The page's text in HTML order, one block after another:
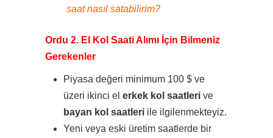
saat nasıl satabilirim?
Ordu 2. El Kol Saati Alımı İçin Bilmeniz
Gerekenler
Piyasa değeri minimum 100 $ ve
üzeri ikinci el erkek kol saatleri ve
bayan kol saatleri ile ilgilenmekteyiz.
Yeni veya eski üretim saatlerde bir